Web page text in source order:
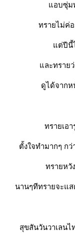
แอบซุ่ม
ทรายไม่ค่
แต่ปีนี้
และทราย
ดูได้จากห
ทรายเอ
ตั้งใจทำมากๆ ก
ทรายหวั
นานๆทีทรายจะแส
สุขสันวันวาเลนไ